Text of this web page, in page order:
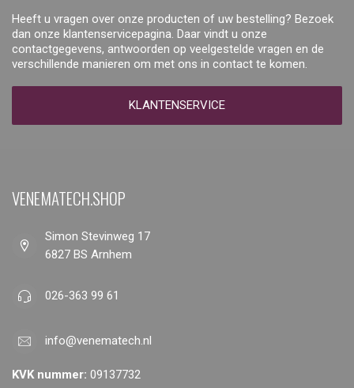
Heeft u vragen over onze producten of uw bestelling? Bezoek
dan onze klantenservicepagina. Daar vindt u onze
contactgegevens, antwoorden op veelgestelde vragen en de
verschillende manieren om met ons in contact te komen.
KLANTENSERVICE
VENEMATECH.SHOP
Simon Stevinweg 17
6827 BS Arnhem
026-363 99 61
info@venematech.nl
KVK nummer: 09137732